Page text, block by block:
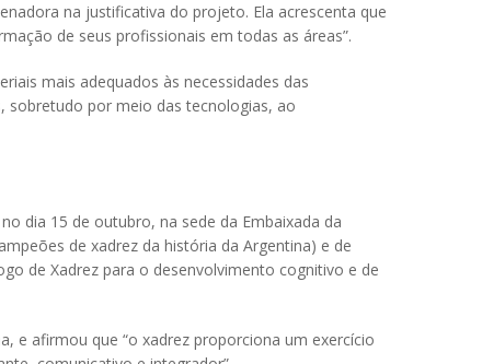
na justificativa do projeto. Ela acrescenta que
de seus profissionais em todas as áreas”.
mais adequados às necessidades das
sobretudo por meio das tecnologias, ao
dia 15 de outubro, na sede da Embaixada da
de xadrez da história da Argentina) e de
de Xadrez para o desenvolvimento cognitivo e de
e afirmou que “o xadrez proporciona um exercício